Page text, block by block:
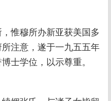
惟穆所办新亚获美国多
注意，遂于一九五五年
士学位，以示尊重。